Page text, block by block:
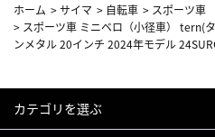
ホーム >サイマ > 自転車 > スポーツ車
> スポーツ車 ミニベロ（小径車） tern(
ンメタル 20インチ 2024年モデル
カテゴリを選ぶ